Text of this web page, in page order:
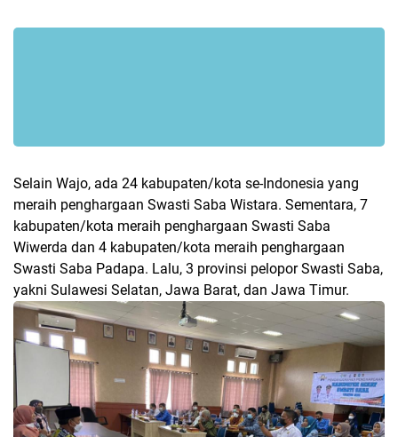
Selain Wajo, ada 24 kabupaten/kota se-Indonesia yang
meraih penghargaan Swasti Saba Wistara. Sementara, 7
kabupaten/kota meraih penghargaan Swasti Saba
Wiwerda dan 4 kabupaten/kota meraih penghargaan
Swasti Saba Padapa. Lalu, 3 provinsi pelopor Swasti Saba,
yakni Sulawesi Selatan, Jawa Barat, dan Jawa Timur.